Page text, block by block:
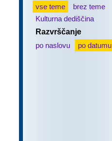
vse teme
brez teme
Kulturna dediščina
Razvrščanje
po naslovu
po datumu